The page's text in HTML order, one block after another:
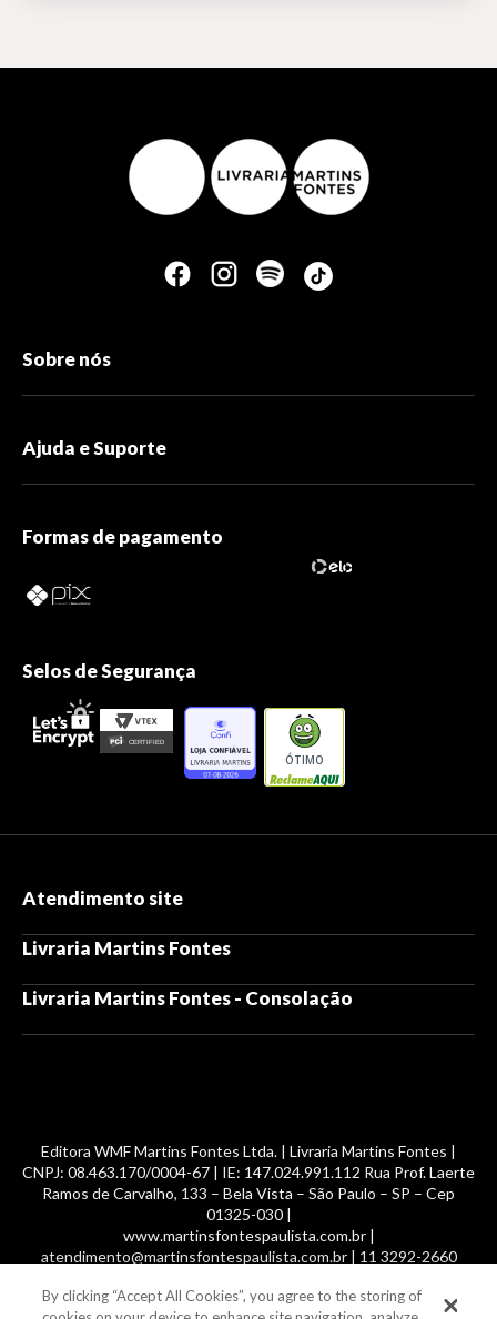
Sobre nós
Ajuda e Suporte
Formas de pagamento
Selos de Segurança
ÓTIMO
Atendimento site
Livraria Martins Fontes
Livraria Martins Fontes - Consolação
Editora WMF Martins Fontes Ltda. | Livraria Martins Fontes |
CNPJ: 08.463.170/0004-67 | IE: 147.024.991.112 Rua Prof. Laerte
Ramos de Carvalho, 133 – Bela Vista – São Paulo – SP – Cep
01325-030 |
www.martinsfontespaulista.com.br |
atendimento@martinsfontespaulista.com.br | 11 3292-2660
© 2014 -2026, MartinsFontes livros nacionais e importados,
By clicking “Accept All Cookies”, you agree to the storing of